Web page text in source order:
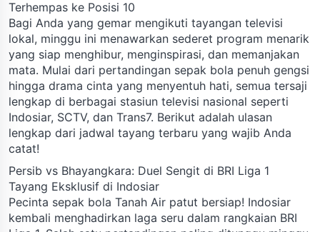
Terhempas ke Posisi 10
Bagi Anda yang gemar mengikuti tayangan televisi
lokal, minggu ini menawarkan sederet program menarik
yang siap menghibur, menginspirasi, dan memanjakan
mata. Mulai dari pertandingan sepak bola penuh gengsi
hingga drama cinta yang menyentuh hati, semua tersaji
lengkap di berbagai stasiun televisi nasional seperti
Indosiar, SCTV, dan Trans7. Berikut adalah ulasan
lengkap dari jadwal tayang terbaru yang wajib Anda
catat!
Persib vs Bhayangkara: Duel Sengit di BRI Liga 1
Tayang Eksklusif di Indosiar
Pecinta sepak bola Tanah Air patut bersiap! Indosiar
kembali menghadirkan laga seru dalam rangkaian BRI